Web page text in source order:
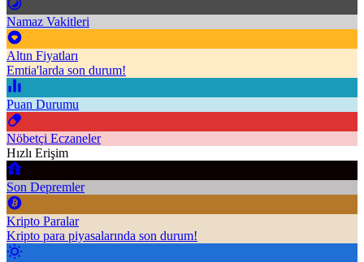
Namaz Vakitleri
Altın Fiyatları
Emtia'larda son durum!
Puan Durumu
Nöbetçi Eczaneler
Hızlı Erişim
Son Depremler
Kripto Paralar
Kripto para piyasalarında son durum!